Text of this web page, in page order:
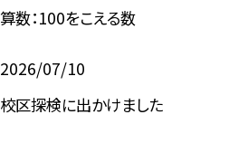
算数：100をこえる数
2026/07/10
校区探検に出かけました